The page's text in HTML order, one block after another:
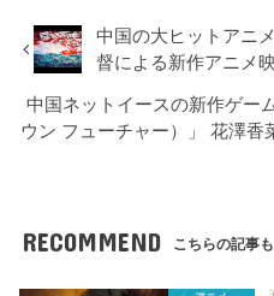
中国の大ヒットアニ
督による新作アニメ
中国ネットイースの新作ゲー
ウン フューチャー）」 花澤香
RECOMMEND こちらの記事も